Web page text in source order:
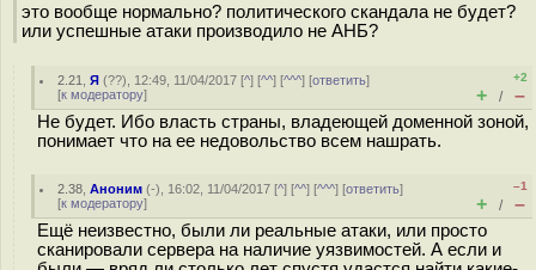
это вообще нормально? политического скандала не будет?
или успешные атаки производило не АНБ?
2.21 ,Я (??), 12:49, 11/04/2017 [^] [^^] [^^^] [ответить]
[к модератору]
+2
+ / –
Не будет. Ибо власть страны, владеющей доменной зоной,
понимает что на ее недовольство всем нашрать.
2.38 ,Аноним (-), 16:02, 11/04/2017 [^] [^^] [^^^] [ответить]
[к модератору]
–1
+ / –
Ещё неизвестно, были ли реальные атаки, или просто
сканировали сервера на наличие уязвимостей. А если и